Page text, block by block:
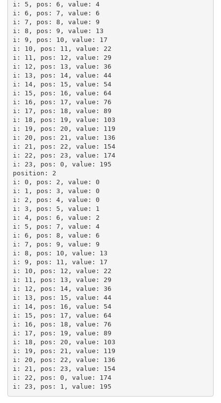
i: 5, pos: 6, value: 4
i: 6, pos: 7, value: 6
i: 7, pos: 8, value: 9
i: 8, pos: 9, value: 13
i: 9, pos: 10, value: 17
i: 10, pos: 11, value: 22
i: 11, pos: 12, value: 29
i: 12, pos: 13, value: 36
i: 13, pos: 14, value: 44
i: 14, pos: 15, value: 54
i: 15, pos: 16, value: 64
i: 16, pos: 17, value: 76
i: 17, pos: 18, value: 89
i: 18, pos: 19, value: 103
i: 19, pos: 20, value: 119
i: 20, pos: 21, value: 136
i: 21, pos: 22, value: 154
i: 22, pos: 23, value: 174
i: 23, pos: 0, value: 195
position: 2
i: 0, pos: 2, value: 0
i: 1, pos: 3, value: 0
i: 2, pos: 4, value: 0
i: 3, pos: 5, value: 1
i: 4, pos: 6, value: 2
i: 5, pos: 7, value: 4
i: 6, pos: 8, value: 6
i: 7, pos: 9, value: 9
i: 8, pos: 10, value: 13
i: 9, pos: 11, value: 17
i: 10, pos: 12, value: 22
i: 11, pos: 13, value: 29
i: 12, pos: 14, value: 36
i: 13, pos: 15, value: 44
i: 14, pos: 16, value: 54
i: 15, pos: 17, value: 64
i: 16, pos: 18, value: 76
i: 17, pos: 19, value: 89
i: 18, pos: 20, value: 103
i: 19, pos: 21, value: 119
i: 20, pos: 22, value: 136
i: 21, pos: 23, value: 154
i: 22, pos: 0, value: 174
i: 23, pos: 1, value: 195